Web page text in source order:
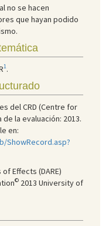
no se hacen
que hayan podido
1.
del CRD (Centre for
la evaluación: 2013.
en:
ShowRecord.asp?
Effects (DARE)
© 2013 University of